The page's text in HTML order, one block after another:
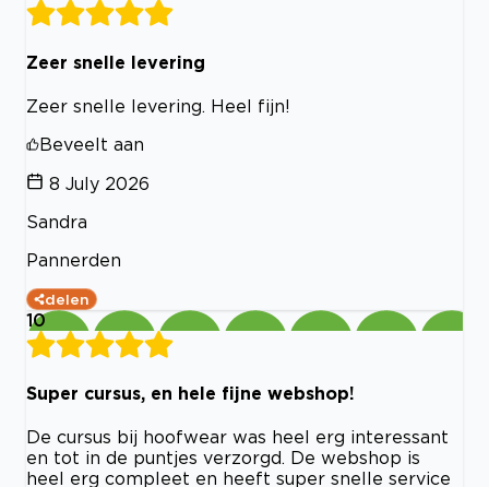
Zeer snelle levering
Zeer snelle levering. Heel fijn!
Beveelt aan
8 July 2026
Sandra
Pannerden
delen
10
Super cursus, en hele fijne webshop!
De cursus bij hoofwear was heel erg interessant
en tot in de puntjes verzorgd. De webshop is
heel erg compleet en heeft super snelle service